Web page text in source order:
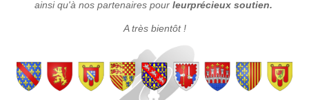
ainsi qu'à nos partenaires pourleurprécieux soutien.
A très bientôt !